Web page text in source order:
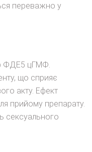
переважно у
ФДЕ5 цГМФ.
що сприяє
акту. Ефект
прийому препарату.
сексуального